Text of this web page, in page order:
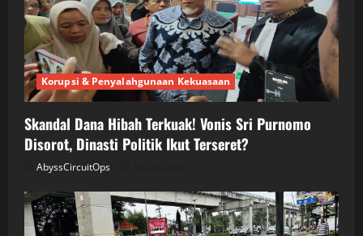
Korupsi & Penyalahgunaan Kekuasaan
Skandal Dana Hibah Terkuak! Vonis Sri Purnomo
Disorot, Dinasti Politik Ikut Terseret?
AbyssCircuitOps